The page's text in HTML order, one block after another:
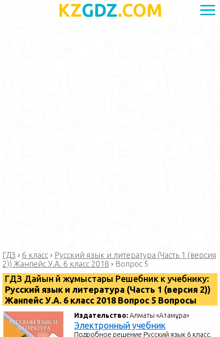
KZGDZ.COM
ГДЗ › 6 класс › Русский язык и литература (Часть 1 (версия
2)) Жанпейс У.А. 6 класс 2018 › Вопрос 5
ГДЗ Дайын үй жұмыстары Решебник к учебнику:
Русский язык и литература (Часть 1 (версия 2))
Жанпейс У.А. 6 класс 2018 Вопрос 5 Вопросы
Издательство:Алматы «Атамұра»
Электронный учебник
Подробное решение Русский язык 6 класс,